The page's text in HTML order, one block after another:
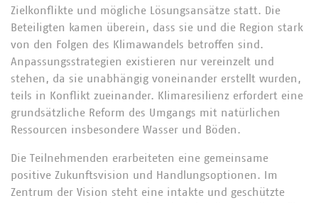
Zielkonflikte und mögliche Lösungsansätze statt. Die
Beteiligten kamen überein, dass sie und die Region stark
von den Folgen des Klimawandels betroffen sind.
Anpassungsstrategien existieren nur vereinzelt und
stehen, da sie unabhängig voneinander erstellt wurden,
teils in Konflikt zueinander. Klimaresilienz erfordert eine
grundsätzliche Reform des Umgangs mit natürlichen
Ressourcen insbesondere Wasser und Böden.
Die Teilnehmenden erarbeiteten eine gemeinsame
positive Zukunftsvision und Handlungsoptionen. Im
Zentrum der Vision steht eine intakte und geschützte